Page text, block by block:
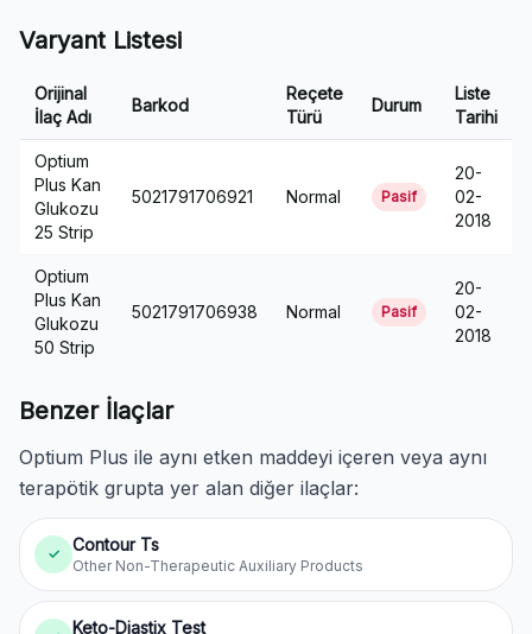
Varyant Listesi
Orijinal
İlaç Adı
Barkod
Reçete
Türü
Durum
Liste
Tarihi
Optium
Plus Kan
Glukozu
25 Strip
5021791706921 Normal Pasif
20-
02-
2018
Optium
Plus Kan
Glukozu
50 Strip
5021791706938 Normal Pasif
20-
02-
2018
Benzer İlaçlar
Optium Plus ile aynı etken maddeyi içeren veya aynı
terapötik grupta yer alan diğer ilaçlar:
✓ Contour Ts
Other Non-Therapeutic Auxiliary Products
Keto-Diastix Test